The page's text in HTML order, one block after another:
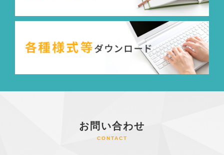
お問い合わせ
CONTACT